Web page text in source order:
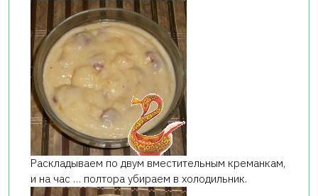
Раскладываем по двум вместительным креманкам,
и на час … полтора убираем в холодильник.